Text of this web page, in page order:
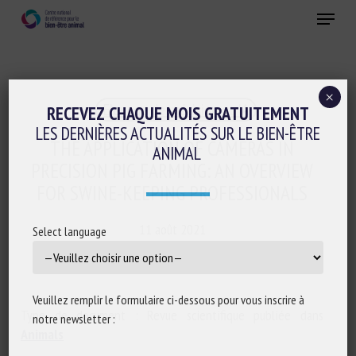
Menu
Elevage de précision et IA
THE APPLICATION OF CAMERAS IN
FOR SWINE-KEEPING PROFESSIONALS
Type de document : Revue scientifique publiée dans
RECEVEZ CHAQUE MOIS GRATUITEMENT
LES DERNIÈRES ACTUALITÉS SUR LE BIEN-ÊTRE
ANIMAL
Select language
Veuillez remplir le formulaire ci-dessous pour vous inscrire à
notre newsletter :
×